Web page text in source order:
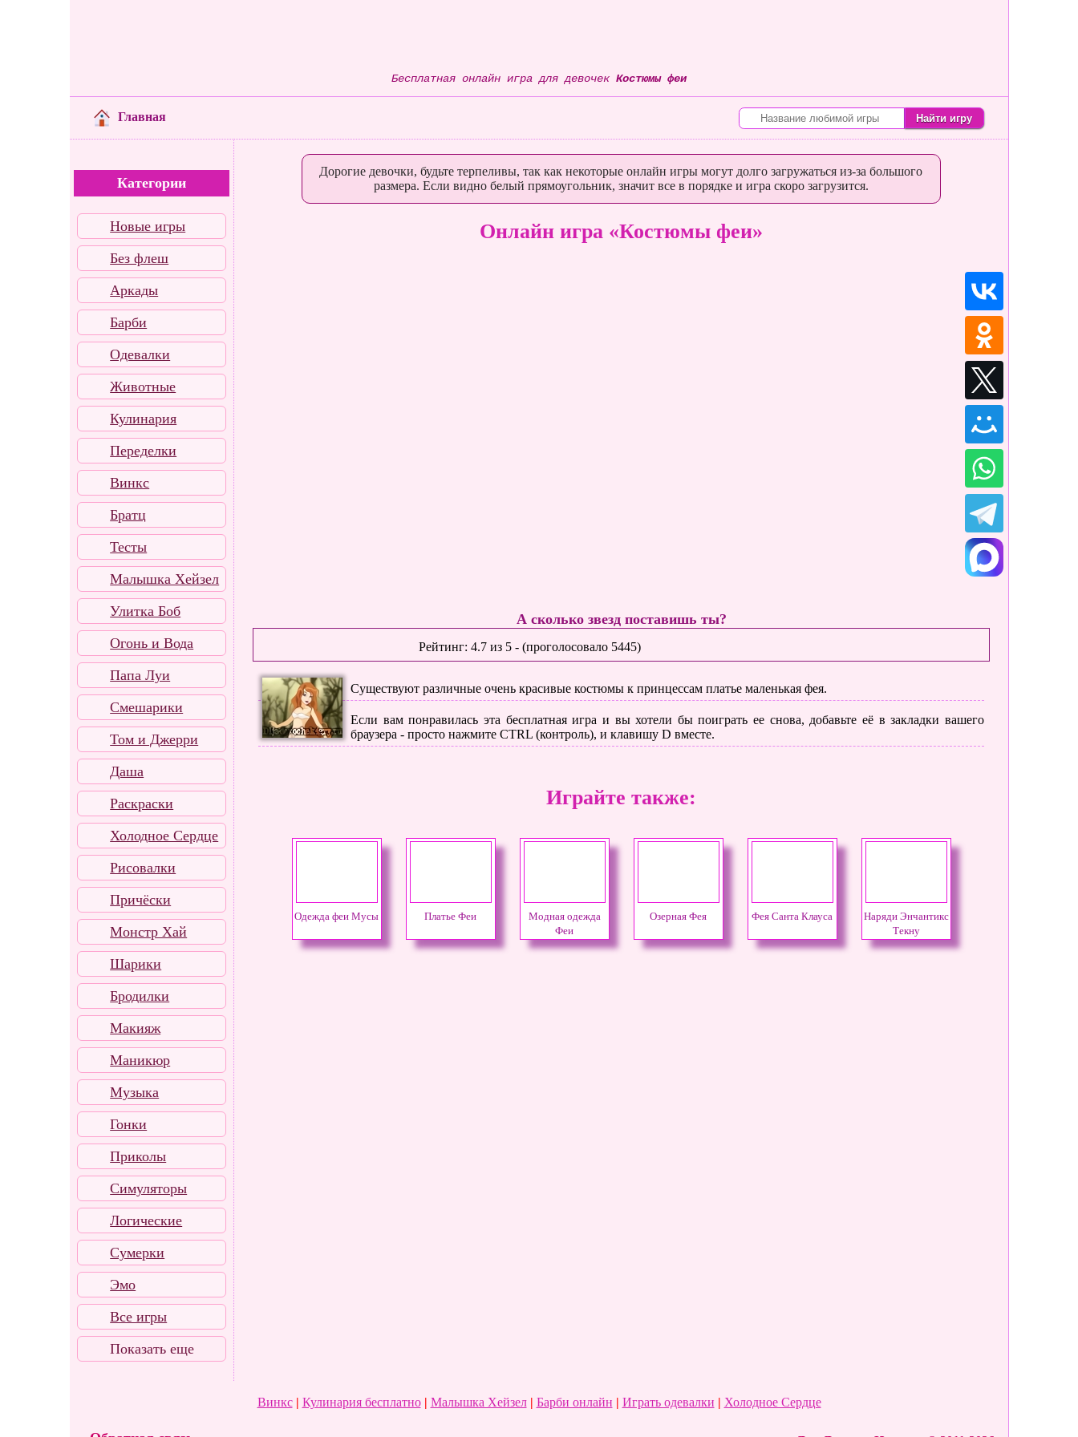
Бесплатная онлайн игра для девочек Костюмы феи
Главная
Категории
Новые игры
Без флеш
Аркады
Барби
Одевалки
Животные
Кулинария
Переделки
Винкс
Братц
Тесты
Малышка Хейзел
Улитка Боб
Огонь и Вода
Папа Луи
Смешарики
Том и Джерри
Даша
Раскраски
Холодное Сердце
Рисовалки
Причёски
Монстр Хай
Шарики
Бродилки
Макияж
Маникюр
Музыка
Гонки
Приколы
Симуляторы
Логические
Сумерки
Эмо
Все игры
Показать еще
Дорогие девочки, будьте терпеливы, так как некоторые онлайн игры могут долго загружаться из-за большого
размера. Если видно белый прямоугольник, значит все в порядке и игра скоро загрузится.
Онлайн игра «Костюмы феи»
А сколько звезд поставишь ты?
Рейтинг:4.7 из 5 - (проголосовало 5445)
Существуют различные очень красивые костюмы к принцессам платье маленькая фея.
Если вам понравилась эта бесплатная игра и вы хотели бы поиграть ее снова, добавьте её в закладки вашего
браузера - просто нажмите CTRL (контроль), и клавишу D вместе.
Играйте также:
Одежда феи Мусы Платье Феи
Модная одежда
Феи
Озерная Фея Фея Санта Клауса
Наряди Энчантикс
Текну
Винкс| Кулинария бесплатно| Малышка Хейзел| Барби онлайн | Играть одевалки | Холодное Сердце